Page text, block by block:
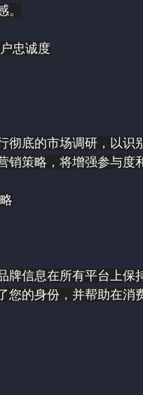
。
忠诚度
彻底的市场调研，以识
策略，将增强参与度
牌信息在所有平台上保
您的身份，并帮助在消